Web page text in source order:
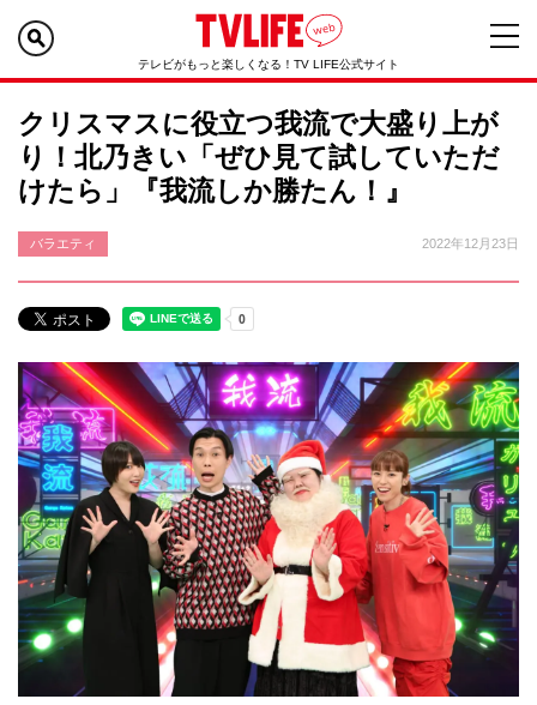
テレビがもっと楽しくなる！TV LIFE公式サイト
クリスマスに役立つ我流で大盛り上が
り！北乃きい「ぜひ見て試していただ
けたら」『我流しか勝たん！』
バラエティ 2022年12月23日